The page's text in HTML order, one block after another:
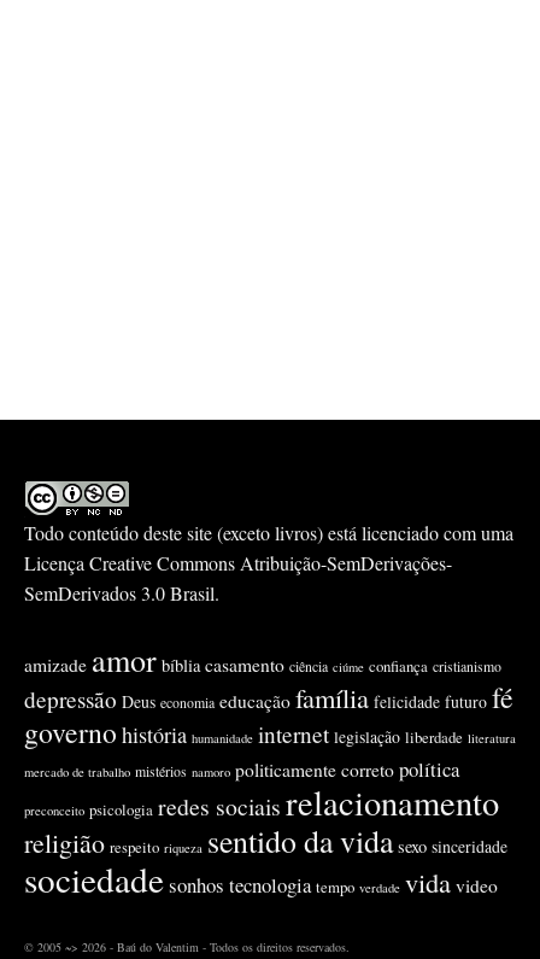
Todo conteúdo deste site (exceto livros) está licenciado com uma
LicençaCreative Commons Atribuição-SemDerivações-
SemDerivados 3.0 Brasil.
amizade amor bíblia casamento ciência ciúme confiança cristianismo
depressão Deus economia educação família felicidade futuro fé
governo história humanidade internet legislação liberdade literatura
mercado de trabalho mistérios namoro politicamente correto política
preconceito psicologia redes sociaisrelacionamento
religião respeito riqueza sentido da vida sexo sinceridade
sociedadesonhos tecnologia tempo verdade vida video
© 2005 ~> 2026 - Baú do Valentim - Todos os direitos reservados.